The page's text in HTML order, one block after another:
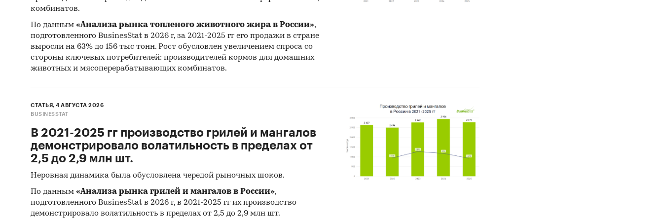
комбинатов.
По данным «Анализа рынка топленого животного жира в России»,
подготовленного BusinesStat в 2026 г, за 2021-2025 гг его продажи в стране
выросли на 63% до 156 тыс тонн. Рост обусловлен увеличением спроса со
стороны ключевых потребителей: производителей кормов для домашних
животных и мясоперерабатывающих комбинатов.
СТАТЬЯ, 4 АВГУСТА 2026
BUSINESSTAT
В 2021-2025 гг производство грилей и мангалов
демонстрировало волатильность в пределах от
2,5 до 2,9 млн шт.
Неровная динамика была обусловлена чередой рыночных шоков.
По данным «Анализа рынка грилей и мангалов в России»,
подготовленного BusinesStat в 2026 г, в 2021-2025 гг их производство
демонстрировало волатильность в пределах от 2,5 до 2,9 млн шт.